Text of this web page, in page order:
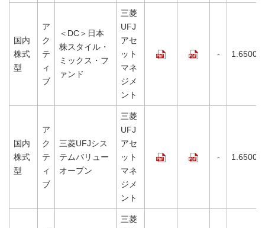
国内
株式
型
ア
ク
テ
ィ
ブ
＜DC＞日本
株スタイル・
ミックス・フ
ァンド
三菱
UFJ
アセ
ット
マネ
ジメ
ント
- 1.6500%
国内
株式
型
ア
ク
テ
ィ
ブ
三菱UFJシス
テムバリュー
オープン
三菱
UFJ
アセ
ット
マネ
ジメ
ント
- 1.6500%
三菱